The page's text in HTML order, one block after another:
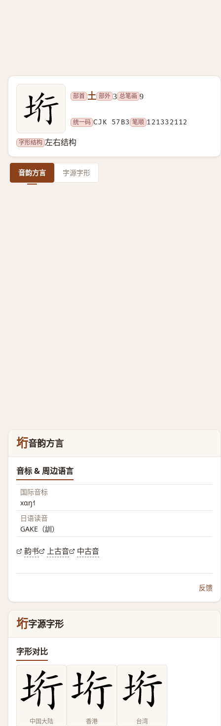
部首 土 部外 3 总笔画 9
统一码 CJK 57B3 笔顺 121332112
字形结构 左右结构
音韵方言 字源字形
垳音韵方言
音标 & 周边语言
国际音标
xɑŋ˧˥
日语读音
GAKE（訓）
韵书 上古音 中古音
反馈
垳字源字形
字形对比
中国大陆 香港 台湾